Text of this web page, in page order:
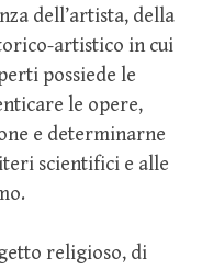
dell’artista, della
artistico in cui
possiede le
le opere,
e determinarne
scientifici e alle
religioso, di